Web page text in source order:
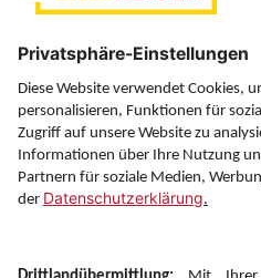
Über uns
Service
Information
Folgen Sie uns auf